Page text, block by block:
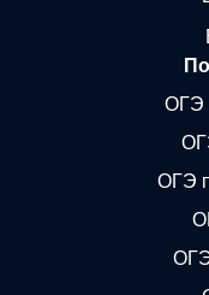
ОГЭ
ОГЭ